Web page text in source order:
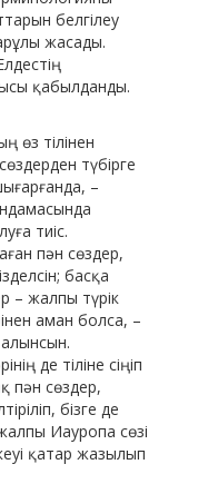
белгілеу
жасады.
қабылданды.
өз тілінен
түбірге
–
тиіс.
пән сөздер,
басқа
– жалпы түрік
аман болса, –
де тіліне сіңіп
пән сөздер,
бізге де
Иауропа сөзі
қатар жазылып